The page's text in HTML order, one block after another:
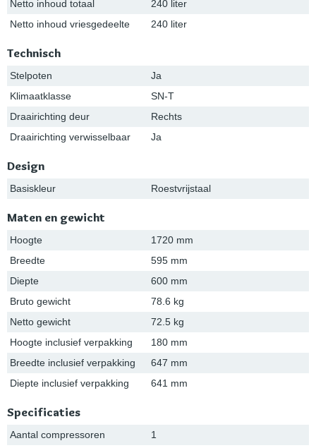
Netto inhoud totaal
240 liter
Netto inhoud vriesgedeelte
240 liter
Technisch
Stelpoten
Ja
Klimaatklasse
SN-T
Draairichting deur
Rechts
Draairichting verwisselbaar
Ja
Design
Basiskleur Roestvrijstaal
Maten en gewicht
Hoogte
1720 mm
Breedte
595 mm
Diepte
600 mm
Bruto gewicht
78.6 kg
Netto gewicht
72.5 kg
Hoogte inclusief verpakking
180 mm
Breedte inclusief verpakking
647 mm
Diepte inclusief verpakking
641 mm
Specificaties
Aantal compressoren
1